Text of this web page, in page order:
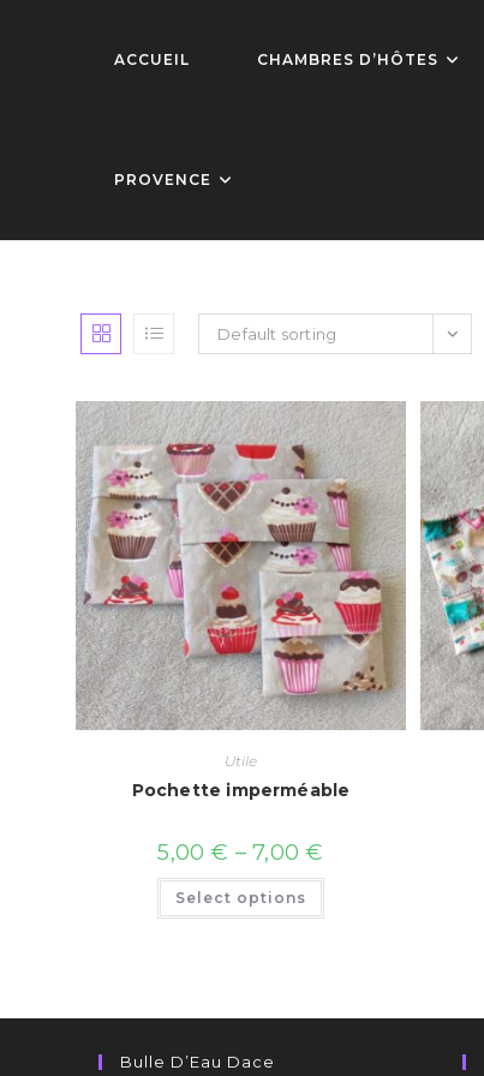
ACCUEIL CHAMBRES D’HÔTES
PROVENCE
Default sorting
Utile
Pochette imperméable
5,00 € –7,00 €
Select options
Bulle D’Eau Dace